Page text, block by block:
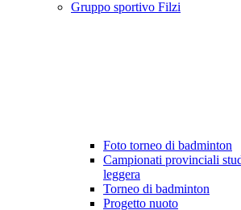
Gruppo sportivo Filzi
Foto torneo di badminton
Campionati provinciali
leggera
Torneo di badminton
Progetto nuoto